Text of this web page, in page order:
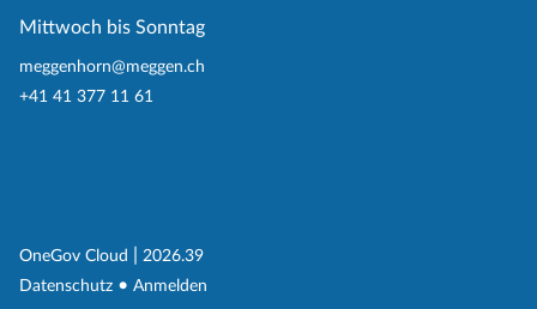
Mittwoch bis Sonntag
meggenhorn@meggen.ch
+41 41 377 11 61
OneGov Cloud (External Link)
2026.39
Datenschutz (External Link)
Anmelden